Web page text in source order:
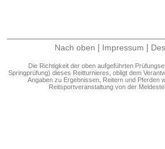
Nach oben | Impressum |
Die Richtigkeit der oben aufgeführten
Springprüfung) dieses Reitturnieres, obligt dem
Angaben zu Ergebnissen, Reitern und Pferden
Reitsportveranstaltung von der